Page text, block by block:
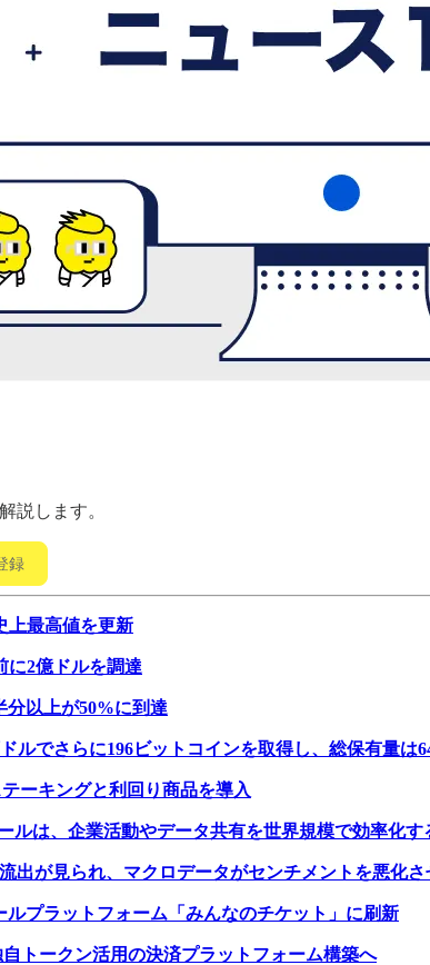
説します。
録
上最高値を更新
に2億ドルを調達
分以上が50%に到達
ルでさらに196ビットコインを取得し、総保有量は
ーキングと利回り商品を導入
は、企業活動やデータ共有を世界規模で効率化す
出が見られ、マクロデータがセンチメントを悪化さ
プラットフォーム「みんなのチケット」に刷新
トークン活用の決済プラットフォーム構築へ